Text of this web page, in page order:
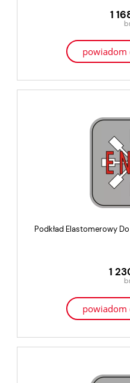
1
powiadom
Podkład Elastomerowy
1
powiadom